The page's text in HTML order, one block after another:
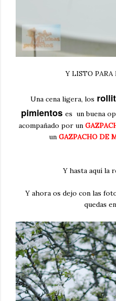
Y LISTO PARA
Una cena ligera, los
pimientos es un buena
acompañado por un
un GAZPACHO DE
Y hasta aquí la
Y ahora os dejo con las
quedas en